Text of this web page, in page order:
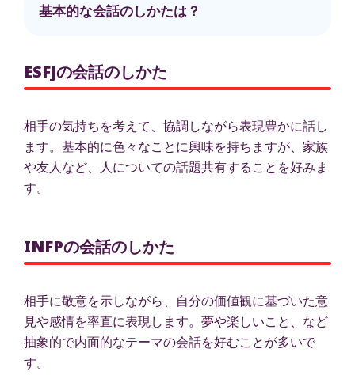
基本的な会話のしかたは？
ESFJの会話のしかた
相手の気持ちを考えて、協調しながら表現豊かに話し
ます。基本的に色々なことに興味を持ちますが、家族
や友人など、人についての話題共有することを好みま
す。
INFPの会話のしかた
相手に敬意を示しながら、自分の価値観に基づいた意
見や感情を率直に表現します。夢や楽しいこと、など
抽象的で内面的なテーマの会話を好むことが多いで
す。